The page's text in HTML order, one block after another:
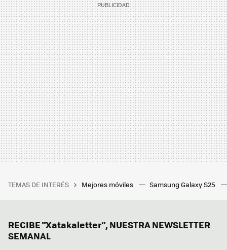
TEMAS DE INTERÉS Mejores móviles Samsung Galaxy S25
RECIBE "Xatakaletter", NUESTRA NEWSLETTER
SEMANAL